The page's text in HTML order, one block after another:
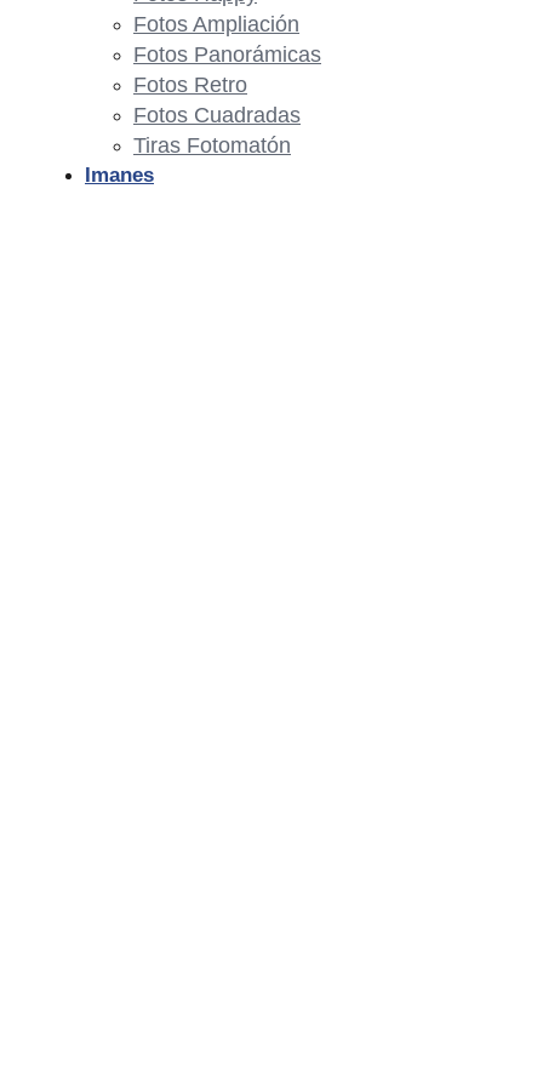
Fotos Ampliación
Fotos Panorámicas
Fotos Retro
Fotos Cuadradas
Tiras Fotomatón
Imanes